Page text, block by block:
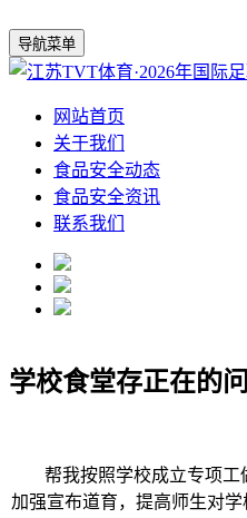
导航菜单
网站首页
关于我们
食品安全动态
食品安全资讯
联系我们
学校食堂存正在的
帮我按照学校成立专项工
加强宣布道育，提高师生对学